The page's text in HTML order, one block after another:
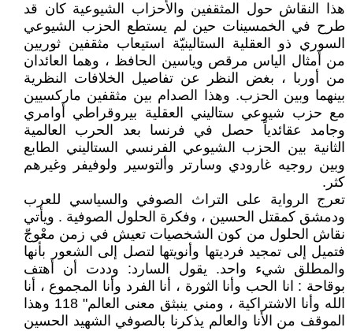
هذا النقاش حول المثقفين والأحزاب الشيوعية كان قد
طرح في الخمسينات حين لم يستطع الحزب الشيوعي
السوري ذو العقلية الستالينيّة استيعاب مثقفين ثوريين
من أمثال الياس مرقص وياسين الحافظ ، وهما العائدان
من أوربا ، بغض النظر عن تفاصيل الخلافات النظرية
بينهما وبين الحزب. وهذا الصدام بين مثقفين ماركسيين
مع حزب شيوعي ستاليني العقلية بيروقراطي أوامري
وجامد عقائدياً حصل في فرنسا بعد الحرب العالمية
الثانية بين الحزب الشيوعي الفرنسي الستاليني الطابع
وبين روجيه غارودي وسارتر وألتوسير ولوفيفر وغيرهم
كثر.
تعرج الرواية على التراث الصوفي والسياسي للعرب
ودمشق كمقتل الحسين ، وفكرة الحلول الصوفية . ويأتي
نقاش الحلول من كون الشخصيات تعيش في زمن معْوجّ
فتميل إلى تمجيد فرديتها وأنويتها لتصل إلى الشعور بأنها
والمطلق شيء واحد. يقول السارد: وددت أن أهتف
بوقاحة : انا الحب وأنا الثورة ، أنا الفرد وأنا المجموع ، أنا
الله وأنا الاشتراكية ، ومني ينبثق معنى العالم" 118 وهذا
الموقف من الأنا والعالم يذكرنا بالصوفي الشهيد الحسين